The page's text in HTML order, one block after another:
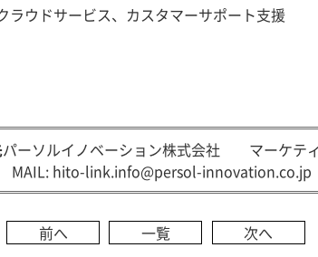
ウドサービス、カスタマーサポート支援
パーソルイノベーション株式会社 マーケテ
MAIL: hito-link.info@persol-innovation.co.jp
前へ 一覧 次へ